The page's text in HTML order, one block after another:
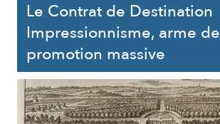
Le Contrat de Destination
Impressionnisme, arme de
promotion massive